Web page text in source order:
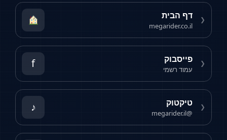
❮ דף הבית
megarider.co.il
❮ פייסבוק
עמוד רשמי f
❮ טיקטוק
@megarider.il
♪